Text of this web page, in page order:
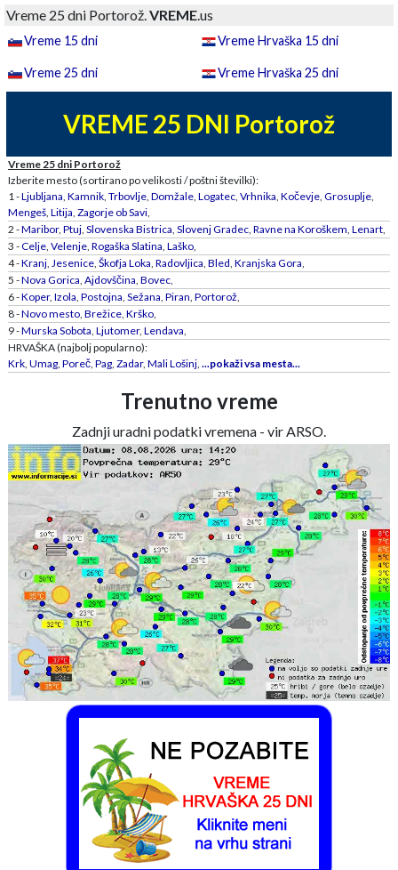
Vreme 25 dni Portorož.VREME.us
Vreme 15 dni Vreme Hrvaška 15 dni
Vreme 25 dni Vreme Hrvaška 25 dni
VREME 25 DNI Portorož
Vreme 25 dni Portorož
Izberite mesto (sortirano po velikosti / poštni številki):
1 -Ljubljana, Kamnik, Trbovlje, Domžale, Logatec, Vrhnika, Kočevje, Grosuplje,
Mengeš, Litija, Zagorje ob Savi,
2 -Maribor, Ptuj, Slovenska Bistrica, Slovenj Gradec, Ravne na Koroškem, Lenart,
3 -Celje, Velenje, Rogaška Slatina, Laško,
4 -Kranj, Jesenice, Škofja Loka, Radovljica, Bled, Kranjska Gora,
5 -Nova Gorica, Ajdovščina, Bovec,
6 -Koper, Izola, Postojna, Sežana, Piran, Portorož,
8 -Novo mesto, Brežice, Krško,
9 -Murska Sobota, Ljutomer, Lendava,
HRVAŠKA (najbolj popularno):
Krk, Umag, Poreč, Pag, Zadar, Mali Lošinj, ...pokaži vsa mesta...
Trenutno vreme
Zadnji uradni podatki vremena - vir ARSO.